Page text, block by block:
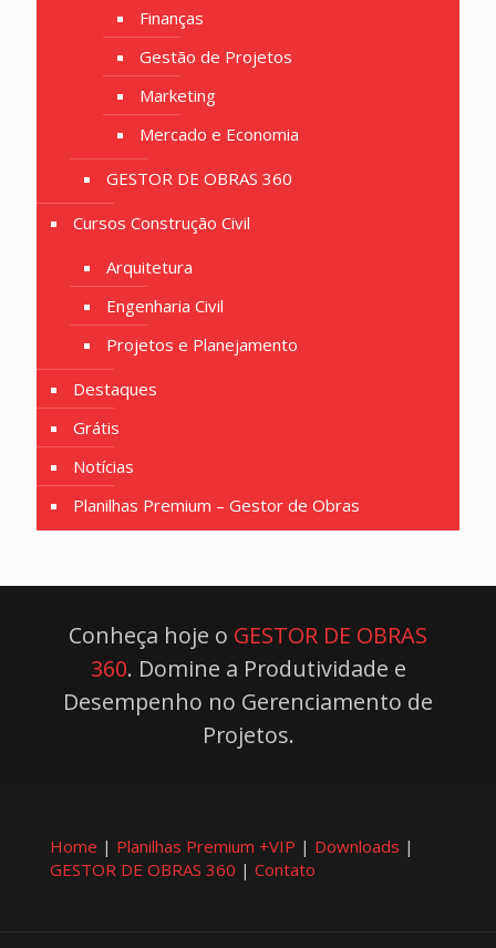
Finanças
Gestão de Projetos
Marketing
Mercado e Economia
GESTOR DE OBRAS 360
Cursos Construção Civil
Arquitetura
Engenharia Civil
Projetos e Planejamento
Destaques
Grátis
Notícias
Planilhas Premium – Gestor de Obras
Conheça hoje o GESTOR DE OBRAS
360. Domine a Produtividade e
Desempenho no Gerenciamento de
Projetos.
Home | Planilhas Premium +VIP | Downloads |
GESTOR DE OBRAS 360 | Contato